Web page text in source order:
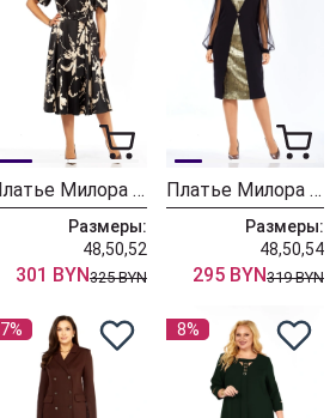
Платье Милора Стиль 1419 черный + принт
Размеры:
48,50,52
301 BYN325 BYN
Платье Милора Стиль 1417 черный + золото
Размеры:
48,50,54
295 BYN319 BYN
7% 8%